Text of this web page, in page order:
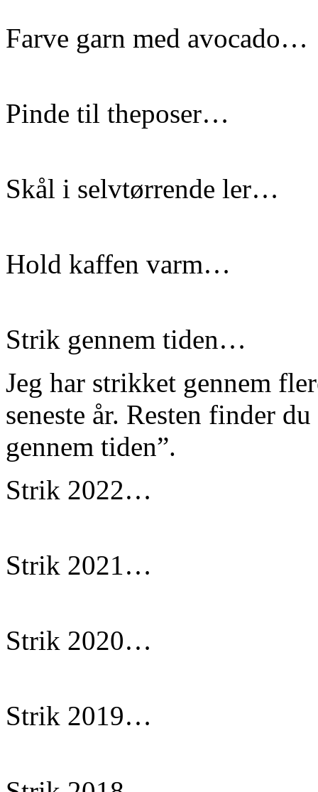
Farve garn med avocado…
Pinde til theposer…
Skål i selvtørrende ler…
Hold kaffen varm…
Strik gennem tiden…
Jeg har strikket gennem
seneste år. Resten finder
gennem tiden”.
Strik 2022…
Strik 2021…
Strik 2020…
Strik 2019…